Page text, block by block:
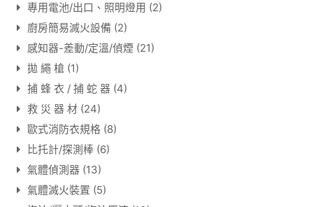
專用電池/出口、照明燈用 (2)
廚房簡易滅火設備 (2)
感知器-差動/定溫/偵煙 (21)
拋 繩 槍 (1)
捕 蜂 衣 / 捕 蛇 器 (4)
救 災 器 材 (24)
歐式消防衣規格 (8)
比托計/探測棒 (6)
氣體偵測器 (13)
氣體滅火裝置 (5)